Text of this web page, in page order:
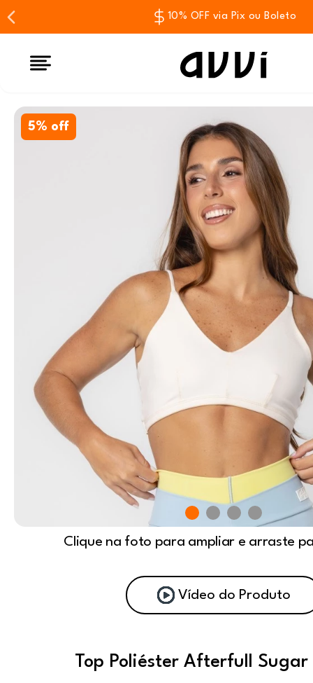
10% OFF via Pix ou Boleto
5% off
Clique na foto para ampliar e arraste
Vídeo do Produto
Top Poliéster Afterfull Sugar